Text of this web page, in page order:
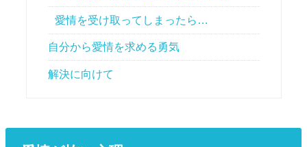
愛情を受け取ってしまったら…
自分から愛情を求める勇気
解決に向けて